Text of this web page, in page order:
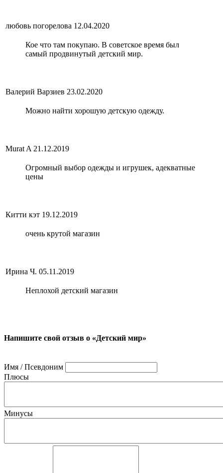
любовь погорелова 12.04.2020
Кое что там покупаю. В советское время был
самый продвинутый детский мир.
Валерий Варзиев 23.02.2020
Можно найти хорошую детскую одежду.
Murat A 21.12.2019
Огромный выбор одежды и игрушек, адекватные
цены
Китти кэт 19.12.2019
очень крутой магазин
Ирина Ч. 05.11.2019
Неплохой детский магазин
Напишите свой отзыв о «Детский мир»
Имя / Псевдоним
Плюсы
Минусы